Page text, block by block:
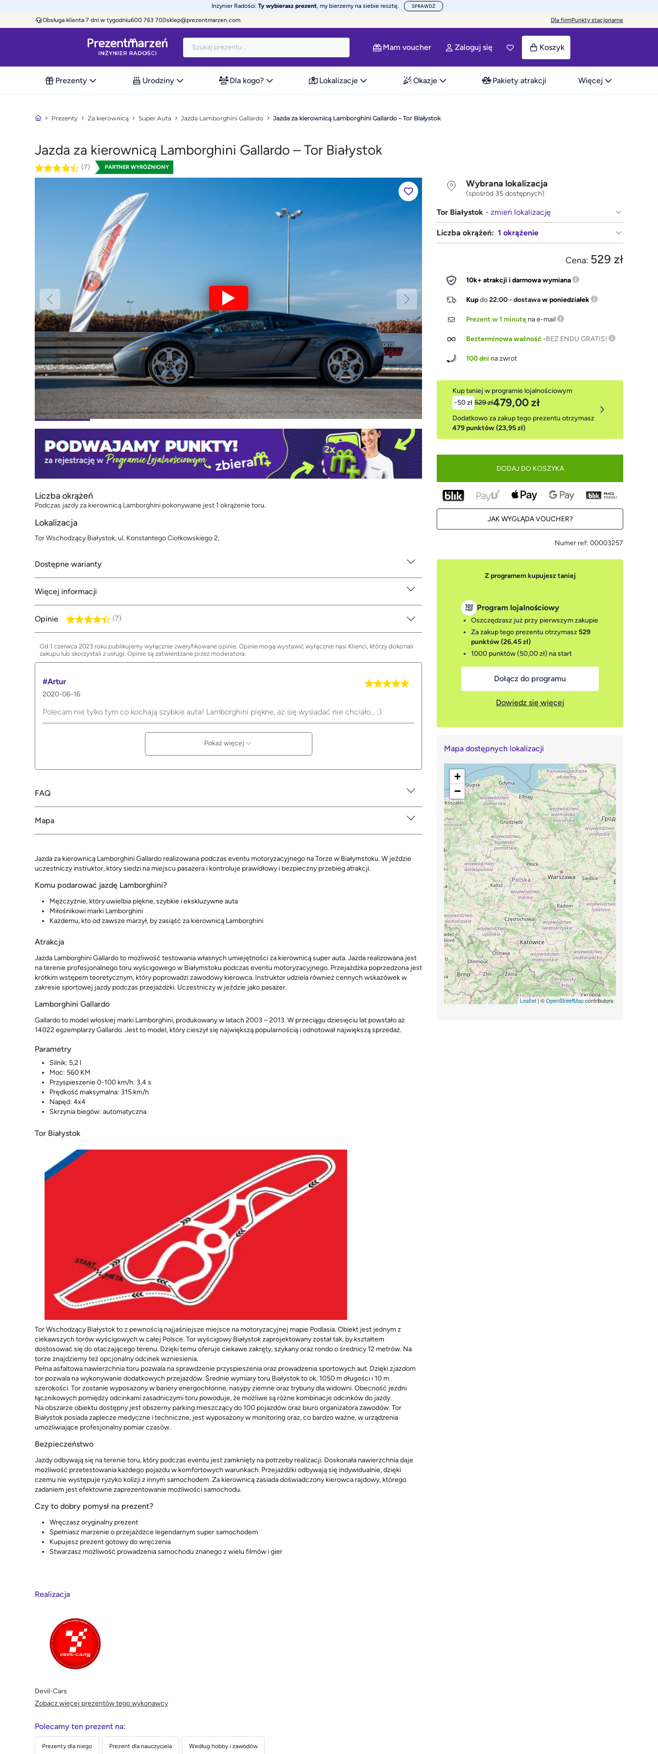
Inżynier Radości: Ty wybierasz prezent, my bierzemy na siebie resztę. SPRAWDŹ
Obsługa klienta 7 dni w tygodniu600 763 700sklep@prezentmarzen.com Dla firmPunkty stacjonarne
Mam voucher Zaloguj się Koszyk
Prezenty Urodziny Dla kogo? Lokalizacje Okazje Pakiety atrakcji Więcej
Prezenty Za kierownicą Super Auta Jazda Lamborghini Gallardo Jazda za kierownicą Lamborghini Gallardo – Tor Białystok
Jazda za kierownicą Lamborghini Gallardo – Tor Białystok
(7) PARTNER WYRÓŻNIONY
Liczba okrążeń
Podczas jazdy za kierownicą Lamborghini pokonywane jest 1 okrążenie toru.
Lokalizacja
Tor Wschodzący Białystok, ul. Konstantego Ciołkowskiego 2,
Dostępne warianty
Więcej informacji
Opinie (7)
Od 1 czerwca 2023 roku publikujemy wyłącznie zweryfikowane opinie. Opinie mogą wystawić wyłącznie nasi Klienci, którzy dokonali
zakupu lub skorzystali z usługi. Opinie są zatwierdzane przez moderatora.
#Artur
2020-06-16
Polecam nie tylko tym co kochają szybkie auta! Lamborghini piękne, aż się wysiadać nie chciało... :)
Pokaż więcej
FAQ
Mapa
Jazda za kierownicą Lamborghini Gallardo realizowana podczas eventu motoryzacyjnego na Torze w Białymstoku. W jeździe
uczestniczy instruktor, który siedzi na miejscu pasażera i kontroluje prawidłowy i bezpieczny przebieg atrakcji.
Komu podarować jazdę Lamborghini?
Mężczyźnie, który uwielbia piękne, szybkie i ekskluzywne auta
Miłośnikowi marki Lamborghini
Każdemu, kto od zawsze marzył, by zasiąść za kierownicą Lamborghini
Atrakcja
Jazda Lamborghini Gallardo to możliwość testowania własnych umiejętności za kierownicą super auta. Jazda realizowana jest
na terenie profesjonalnego toru wyścigowego w Białymstoku podczas eventu motoryzacyjnego. Przejażdżka poprzedzona jest
krótkim wstępem teoretycznym, który poprowadzi zawodowy kierowca. Instruktor udziela również cennych wskazówek w
zakresie sportowej jazdy podczas przejażdżki. Uczestniczy w jeździe jako pasażer.
Lamborghini Gallardo
Gallardo to model włoskiej marki Lamborghini, produkowany w latach 2003 – 2013. W przeciągu dziesięciu lat powstało aż
14022 egzemplarzy Gallardo. Jest to model, który cieszył się największą popularnością i odnotował największą sprzedaż.
Parametry
Silnik: 5,2 l
Moc: 560 KM
Przyspieszenie 0-100 km/h: 3,4 s
Prędkość maksymalna: 315 km/h
Napęd: 4x4
Skrzynia biegów: automatyczna
Tor Białystok
Tor Wschodzący Białystok to z pewnością najjaśniejsze miejsce na motoryzacyjnej mapie Podlasia. Obiekt jest jednym z
ciekawszych torów wyścigowych w całej Polsce. Tor wyścigowy Białystok zaprojektowany został tak, by kształtem
dostosować się do otaczającego terenu. Dzięki temu oferuje ciekawe zakręty, szykany oraz rondo o średnicy 12 metrów. Na
torze znajdziemy też opcjonalny odcinek wzniesienia.
Pełna asfaltowa nawierzchnia toru pozwala na sprawdzenie przyspieszenia oraz prowadzenia sportowych aut. Dzięki zjazdom
tor pozwala na wykonywanie dodatkowych przejazdów. Średnie wymiary toru Białystok to ok. 1050 m długości i 10 m
szerokości. Tor zostanie wyposażony w bariery energochłonne, nasypy ziemne oraz trybuny dla widowni. Obecność jezdni
łącznikowych pomiędzy odcinkami zasadniczymi toru powoduje, że możliwe są różne kombinacje odcinków do jazdy.
Na obszarze obiektu dostępny jest obszerny parking mieszczący do 100 pojazdów oraz biuro organizatora zawodów. Tor
Białystok posiada zaplecze medyczne i techniczne, jest wyposażony w monitoring oraz, co bardzo ważne, w urządzenia
umożliwiające profesjonalny pomiar czasów.
Bezpieczeństwo
Jazdy odbywają się na terenie toru, który podczas eventu jest zamknięty na potrzeby realizacji. Doskonała nawierzchnia daje
możliwość przetestowania każdego pojazdu w komfortowych warunkach. Przejażdżki odbywają się indywidualnie, dzięki
czemu nie występuje ryzyko kolizji z innym samochodem. Za kierownicą zasiada doświadczony kierowca rajdowy, którego
zadaniem jest efektowne zaprezentowanie możliwości samochodu.
Czy to dobry pomysł na prezent?
Wręczasz oryginalny prezent
Spełniasz marzenie o przejażdżce legendarnym super samochodem
Kupujesz prezent gotowy do wręczenia
Stwarzasz możliwość prowadzenia samochodu znanego z wielu filmów i gier
Realizacja
Devil-Cars
Zobacz więcej prezentów tego wykonawcy
Polecamy ten prezent na:
Prezenty dla niego Prezent dla nauczyciela Według hobby i zawodów
Wybrana lokalizacja
(spośród 35 dostępnych)
Tor Białystok - zmień lokalizację
Liczba okrążeń:1 okrążenie
Cena: 529 zł
10k+ atrakcji i darmowa wymiana
Kupdo22:00 - dostawaw poniedziałek
Prezent w 1 minutę na e-mail
Bezterminowa ważność-BEZ ENDU GRATIS!
100 dni na zwrot
Kup taniej w programie lojalnościowym
-50 zł 529 zł479,00 zł
Dodatkowo za zakup tego prezentu otrzymasz
479 punktów (23,95 zł)
DODAJ DO KOSZYKA
JAK WYGLĄDA VOUCHER?
Numer ref: 00003257
Z programem kupujesz taniej
Program lojalnościowy
Oszczędzasz już przy pierwszym zakupie
Za zakup tego prezentu otrzymasz529
punktów (26,45 zł)
1000 punktów (50,00 zł) na start
Dołącz do programu
Dowiedz się więcej
Mapa dostępnych lokalizacji
+
−
Leaflet| ©OpenStreetMapcontributors